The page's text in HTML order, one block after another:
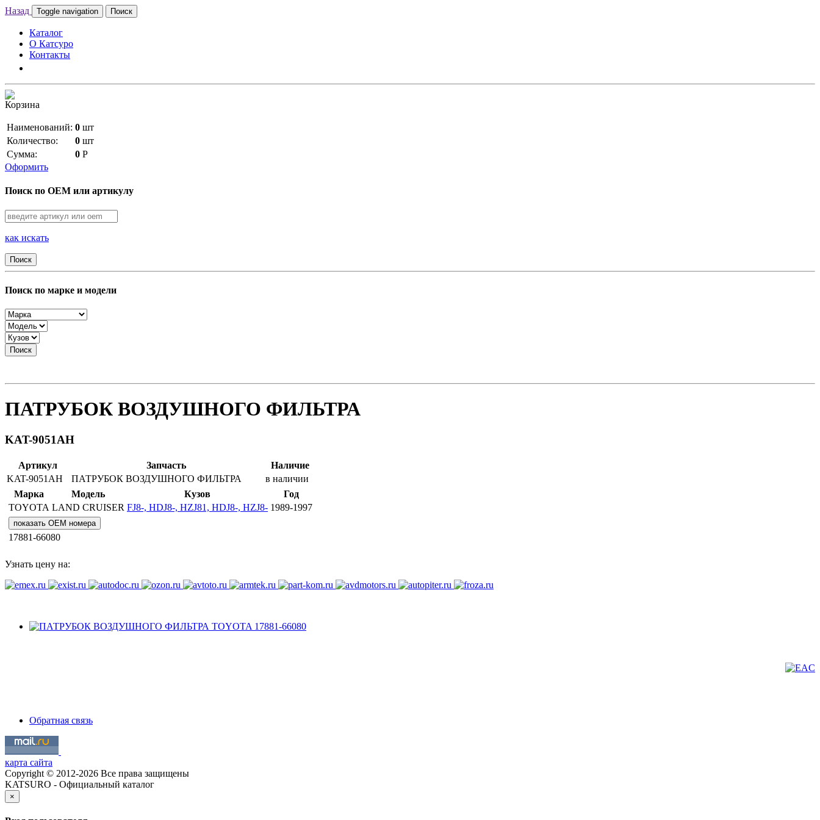
Назад Toggle navigation Поиск
Каталог
О Катсуро
Контакты
Корзина
Наименований: 0 шт
Количество:
0 шт
Сумма:
0 Р
Оформить
Поиск по OEM или артикулу
как искать
Поиск
Поиск по марке и модели
Поиск
ПАТРУБОК ВОЗДУШНОГО ФИЛЬТРА
KAT-9051AH
Артикул Запчасть
Наличие
KAT-9051AH
ПАТРУБОК ВОЗДУШНОГО ФИЛЬТРА
в наличии
Марка
Модель Кузов
Год
TOYOTA LAND CRUISER FJ8-, HDJ8-, HZJ81, HDJ8-, HZJ8- 1989-1997
показать OEM номера
17881-66080
Узнать цену на:
Обратная связь
карта сайта
Copyright © 2012-2026 Все права защищены
KATSURO - Официальный каталог
×